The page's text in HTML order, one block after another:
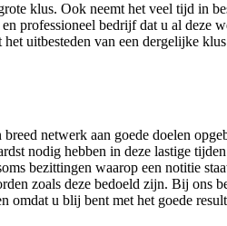
klus. Ook neemt het veel tijd in
professioneel bedrijf dat u al deze
uitbesteden van een dergelijke
netwerk aan goede doelen
nodig hebben in deze lastige
bezittingen waarop een notitie
zoals deze bedoeld zijn. Bij ons
u blij bent met het goede